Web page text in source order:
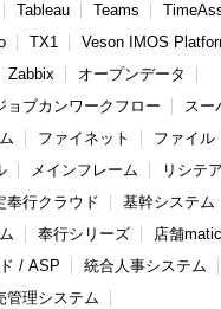
Tableau Teams
TX1 Veson IMOS
Zabbix
オープンデータ
ョブカンワークフロー
スー
ファイネット
ファイル
メインフレーム
リシテア
奉行クラウド
基幹システム
奉行シリーズ 店舗matic
/ ASP
統合人事システム
管理システム